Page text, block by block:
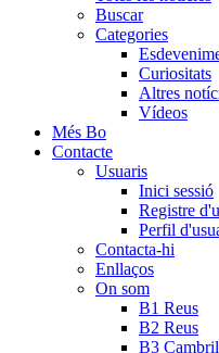
Buscar
Categories
Curiositats
Altres
Vídeos
Més Bo
Contacte
Usuaris
Inici sessió
Registre
Perfil
Contacta-hi
Enllaços
On som
B1 Reus
B2 Reus
B3